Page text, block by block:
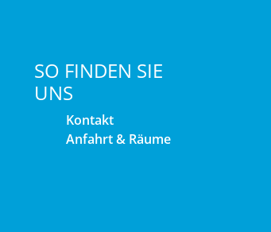
SO FINDEN SIE
UNS
Kontakt
Anfahrt & Räume